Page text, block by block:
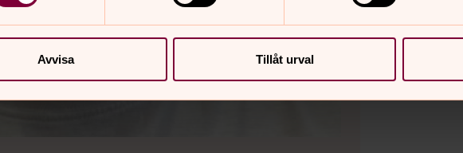
Avvisa Tillåt urval